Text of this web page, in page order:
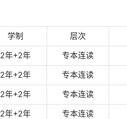
学制 层次
2年+2年 专本连读
2年+2年 专本连读
2年+2年 专本连读
2年+2年 专本连读